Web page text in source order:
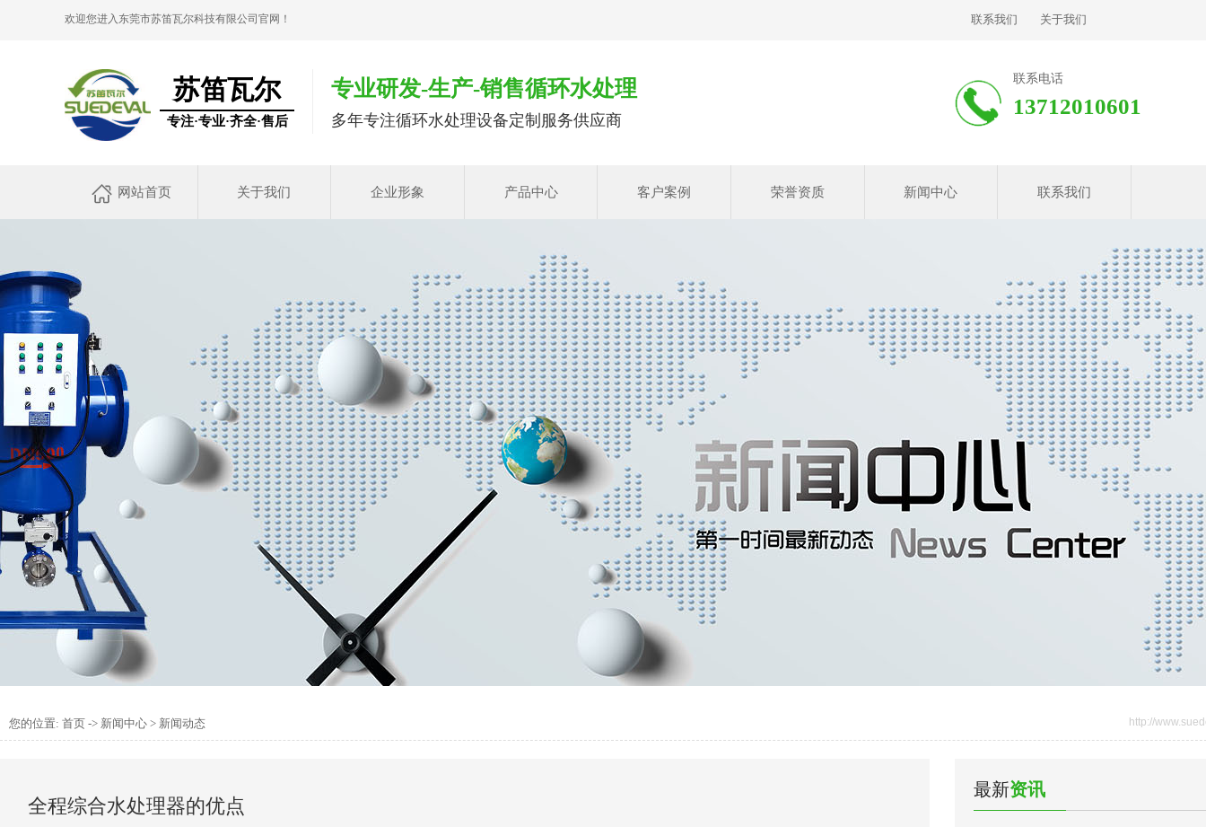
欢迎您进入东莞市苏笛瓦尔科技有限公司官网！ 联系我们 关于我们
苏笛瓦尔
专注·专业·齐全·售后
专业研发-生产-销售循环水处理
多年专注循环水处理设备定制服务供应商
联系电话
13712010601
网站首页 关于我们 企业形象 产品中心 客户案例 荣誉资质 新闻中心 联系我们
您的位置: 首页 -> 新闻中心 > 新闻动态 http://
全程综合水处理器的优点
最新资讯